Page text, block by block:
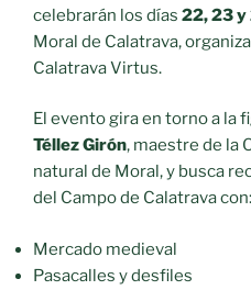
celebrarán los días 22, 23 y
Moral de Calatrava,
Calatrava Virtus.
El evento gira en torno a la
Téllez Girón, maestre de la
natural de Moral, y busca
del Campo de Calatrava con:
Mercado medieval
Pasacalles y desfiles